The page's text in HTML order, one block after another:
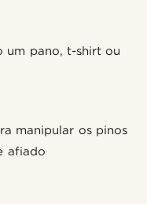
um pano, t-shirt ou
manipular os pinos
afiado